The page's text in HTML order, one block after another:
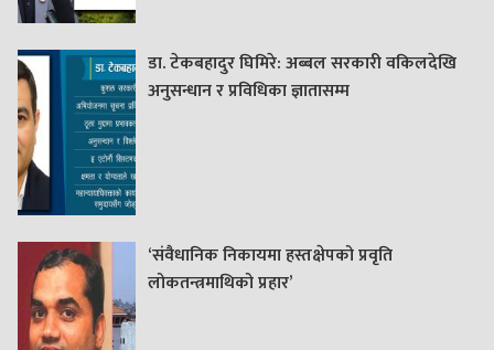
डा. टेकबहादुर घिमिरे: अब्बल सरकारी वकिलदेखि
अनुसन्धान र प्रविधिका ज्ञातासम्म
‘संवैधानिक निकायमा हस्तक्षेपको प्रवृति
लोकतन्त्रमाथिको प्रहार’